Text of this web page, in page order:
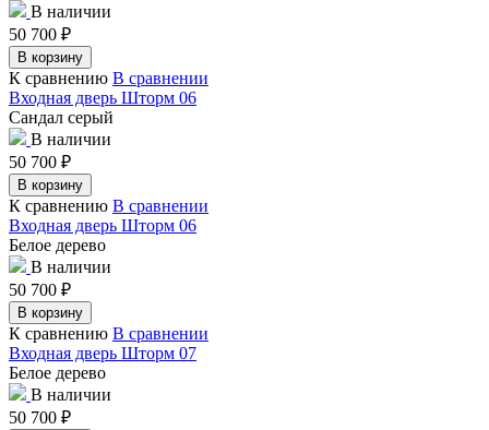
В наличии
50 700 ₽
В корзину
К сравнению В сравнении
Входная дверь Шторм 06
Сандал серый
В наличии
50 700 ₽
В корзину
К сравнению В сравнении
Входная дверь Шторм 06
Белое дерево
В наличии
50 700 ₽
В корзину
К сравнению В сравнении
Входная дверь Шторм 07
Белое дерево
В наличии
50 700 ₽